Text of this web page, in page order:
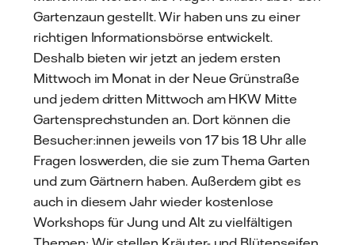
Gartenzaun gestellt. Wir haben uns zu einer
richtigen Informationsbörse entwickelt.
Deshalb bieten wir jetzt an jedem ersten
Mittwoch im Monat in der Neue Grünstraße
und jedem dritten Mittwoch am HKW Mitte
Gartensprechstunden an. Dort können die
Besucher:innen jeweils von 17 bis 18 Uhr alle
Fragen loswerden, die sie zum Thema Garten
und zum Gärtnern haben. Außerdem gibt es
auch in diesem Jahr wieder kostenlose
Workshops für Jung und Alt zu vielfältigen